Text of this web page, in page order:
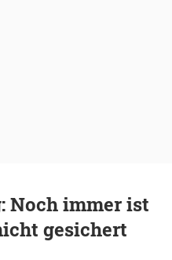
Noch immer ist
gesichert